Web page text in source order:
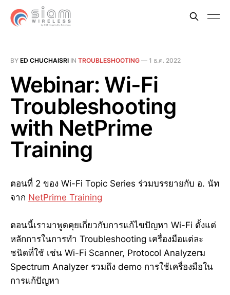
BY ED CHUCHAISRI IN TROUBLESHOOTING — 1 ธ.ค. 2022
Webinar: Wi-Fi
Troubleshooting
with NetPrime
Training
ตอนที่ 2 ของ Wi-Fi Topic Series ร่วมบรรยายกับ อ. นัท
จาก NetPrime Training
ตอนนี้เรามาพูดคุยเกี่ยวกับการแก้ไขปัญหา Wi-Fi ตั้งแต่
หลักการในการทำ Troubleshooting เครื่องมือแต่ละ
ชนิดที่ใช้ เช่น Wi-Fi Scanner, Protocol Analyzerม
Spectrum Analyzer รวมถึง demo การใช้เครื่องมือใน
การแก้ปัญหา